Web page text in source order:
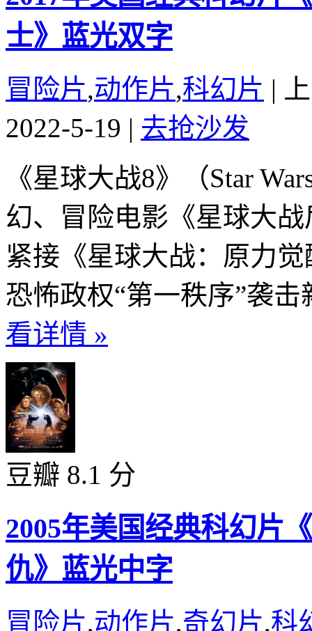
士》蓝光双字
冒险片,动作片,科幻片 |
2022-5-19 | 去抢沙发
《星球大战8》（Star
幻、冒险电影《星球大
紧接《星球大战：原力
恐怖政权“第一秩序”袭
看详情 »
豆瓣 8.1 分
2005年美国经典科幻片
仇》蓝光中字
冒险片,动作片,奇幻片,科